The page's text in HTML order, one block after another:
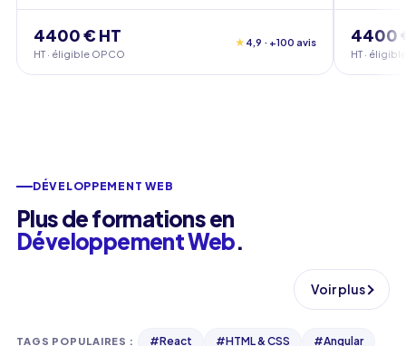
4400 € HT
HT · éligible OPCO
★ 4,9 · +100 avis 4400
HT ·
DÉVELOPPEMENT WEB
Plus de formations en
Développement Web.
Voir plus
TAGS POPULAIRES : #React #HTML & CSS #Angular